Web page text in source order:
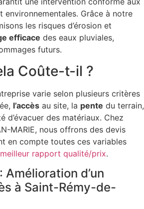
environnementales. Grâce à notre
les risques d’érosion et
efficace des eaux pluviales,
futurs.
Coûte-t-il ?
varie selon plusieurs critères
l’accès au site, la pente du terrain,
d’évacuer des matériaux. Chez
MARIE, nous offrons des devis
en compte toutes ces variables
meilleur rapport qualité/prix.
Amélioration d’un
à Saint-Rémy-de-